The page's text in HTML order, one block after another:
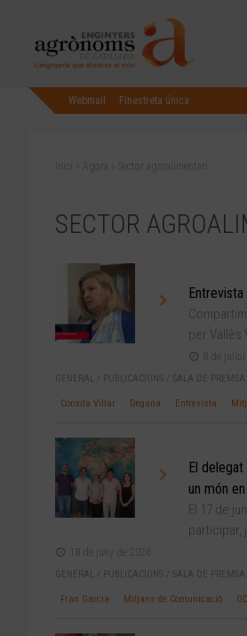
Webmail Finestreta única
Inici Àgora Sector agroalimentari
SECTOR
per Vallès
8 de juliol
GENERAL PUBLICACIONS SALA DE PREMSA
Conxita Villar Degana Entrevista
El
un món
El 17 de
participar,
18 de juny de 2026
GENERAL PUBLICACIONS SALA DE PREMSA
Fran Garcia Mitjans de Comunicació